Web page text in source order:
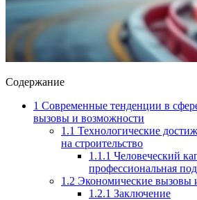
Содержание
1 Современные тенденции в
вызовы и возможности
1.1 Технологические
на строительство
1.1.1 Человеческий
профессиональная
1.2 Экономические вызовы
1.2.1 Заключение